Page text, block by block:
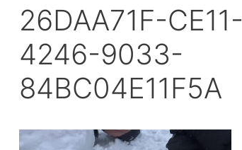
26DAA71F-CE11-
4246-9033-
84BC04E11F5A